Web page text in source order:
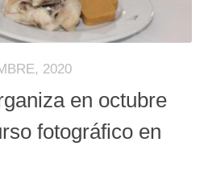
2020
en octubre
fotográfico en